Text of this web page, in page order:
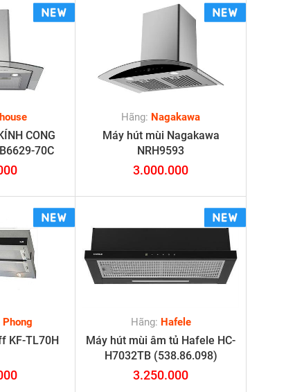
CONG
70C
Hãng: Nagakawa
Máy hút mùi Nagakawa
NRH9593
3.000.000
Phong
KF-TL70H
Hãng: Hafele
Máy hút mùi âm tủ Hafele HC-
H7032TB (538.86.098)
3.250.000